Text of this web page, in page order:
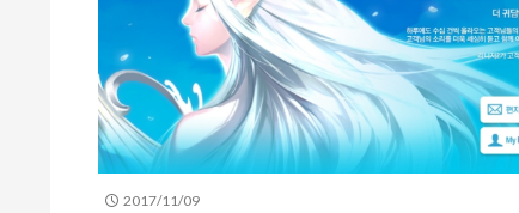
2017/11/09